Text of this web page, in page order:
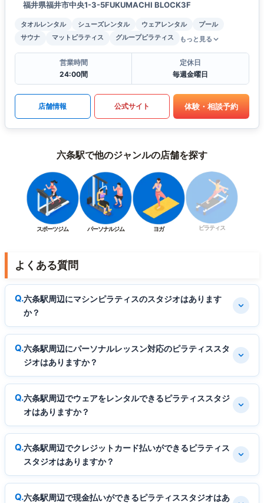
福井県福井市中央1-3-5FUKUMACHI BLOCK3F
タオルレンタル シューズレンタル ウェアレンタル
プール
サウナ
マットピラティス グループピラティス もっと見る
営業時間
24:00間
定休日
毎週金曜日
店舗情報 公式サイト 体験・相談予約
六条駅で他のジャンルの店舗を探す
スポーツジム パーソナルジム ヨガ ピラティス
よくある質問
六条駅周辺にマシンピラティスのスタジオはあります
か？
六条駅周辺にパーソナルレッスン対応のピラティススタ
ジオはありますか？
六条駅周辺でウェアをレンタルできるピラティススタジ
オはありますか？
六条駅周辺でクレジットカード払いができるピラティス
スタジオはありますか？
六条駅周辺で現金払いができるピラティススタジオはあ